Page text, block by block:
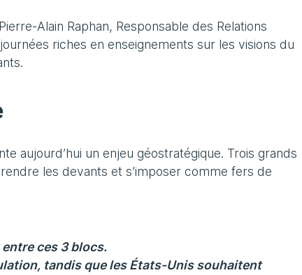
Alain Raphan, Responsable des Relations
riches en enseignements sur les visions du
aujourd’hui un enjeu géostratégique. Trois grands
les devants et s’imposer comme fers de
ces 3 blocs.
tandis que les États-Unis souhaitent